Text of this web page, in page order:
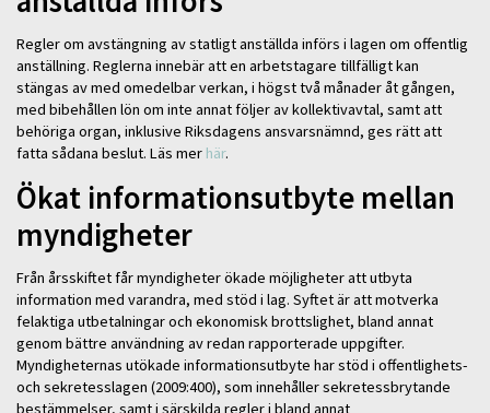
Regler om avstängning av statligt anställda införs i lagen om offentlig
anställning. Reglerna innebär att en arbetstagare tillfälligt kan
stängas av med omedelbar verkan, i högst två månader åt gången,
med bibehållen lön om inte annat följer av kollektivavtal, samt att
behöriga organ, inklusive Riksdagens ansvarsnämnd, ges rätt att
fatta sådana beslut. Läs mer här.
Ökat informationsutbyte mellan
myndigheter
Från årsskiftet får myndigheter ökade möjligheter att utbyta
information med varandra, med stöd i lag. Syftet är att motverka
felaktiga utbetalningar och ekonomisk brottslighet, bland annat
genom bättre användning av redan rapporterade uppgifter.
Myndigheternas utökade informationsutbyte har stöd i offentlighets-
och sekretesslagen (2009:400), som innehåller sekretessbrytande
bestämmelser, samt i särskilda regler i bland annat